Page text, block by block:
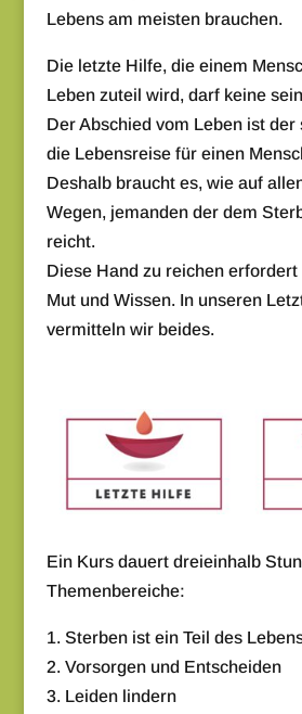
Lebens am meisten brauchen.
Die letzte Hilfe, die einem
Leben zuteil wird, darf keine
Der Abschied vom Leben ist der
die Lebensreise für einen
Deshalb braucht es, wie auf
Wegen, jemanden der dem
reicht.
Diese Hand zu reichen
Mut und Wissen. In unseren
vermitteln wir beides.
Ein Kurs dauert dreieinhalb
Themenbereiche:
1. Sterben ist ein Teil des
2. Vorsorgen und Entscheiden
3. Leiden lindern